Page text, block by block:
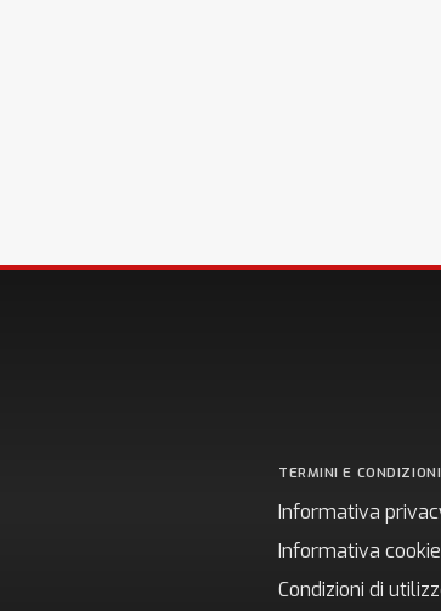
TERMINI E CONDIZIONI
Informativa
Informativa cookie
Condizioni di